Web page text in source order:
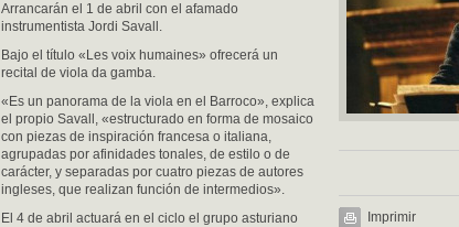
Imprimir
Arrancarán el 1 de abril con el afamado
instrumentista Jordi Savall.
Bajo el título «Les voix humaines» ofrecerá un
recital de viola da gamba.
«Es un panorama de la viola en el Barroco», explica
el propio Savall, «estructurado en forma de mosaico
con piezas de inspiración francesa o italiana,
agrupadas por afinidades tonales, de estilo o de
carácter, y separadas por cuatro piezas de autores
ingleses, que realizan función de intermedios».
El 4 de abril actuará en el ciclo el grupo asturiano